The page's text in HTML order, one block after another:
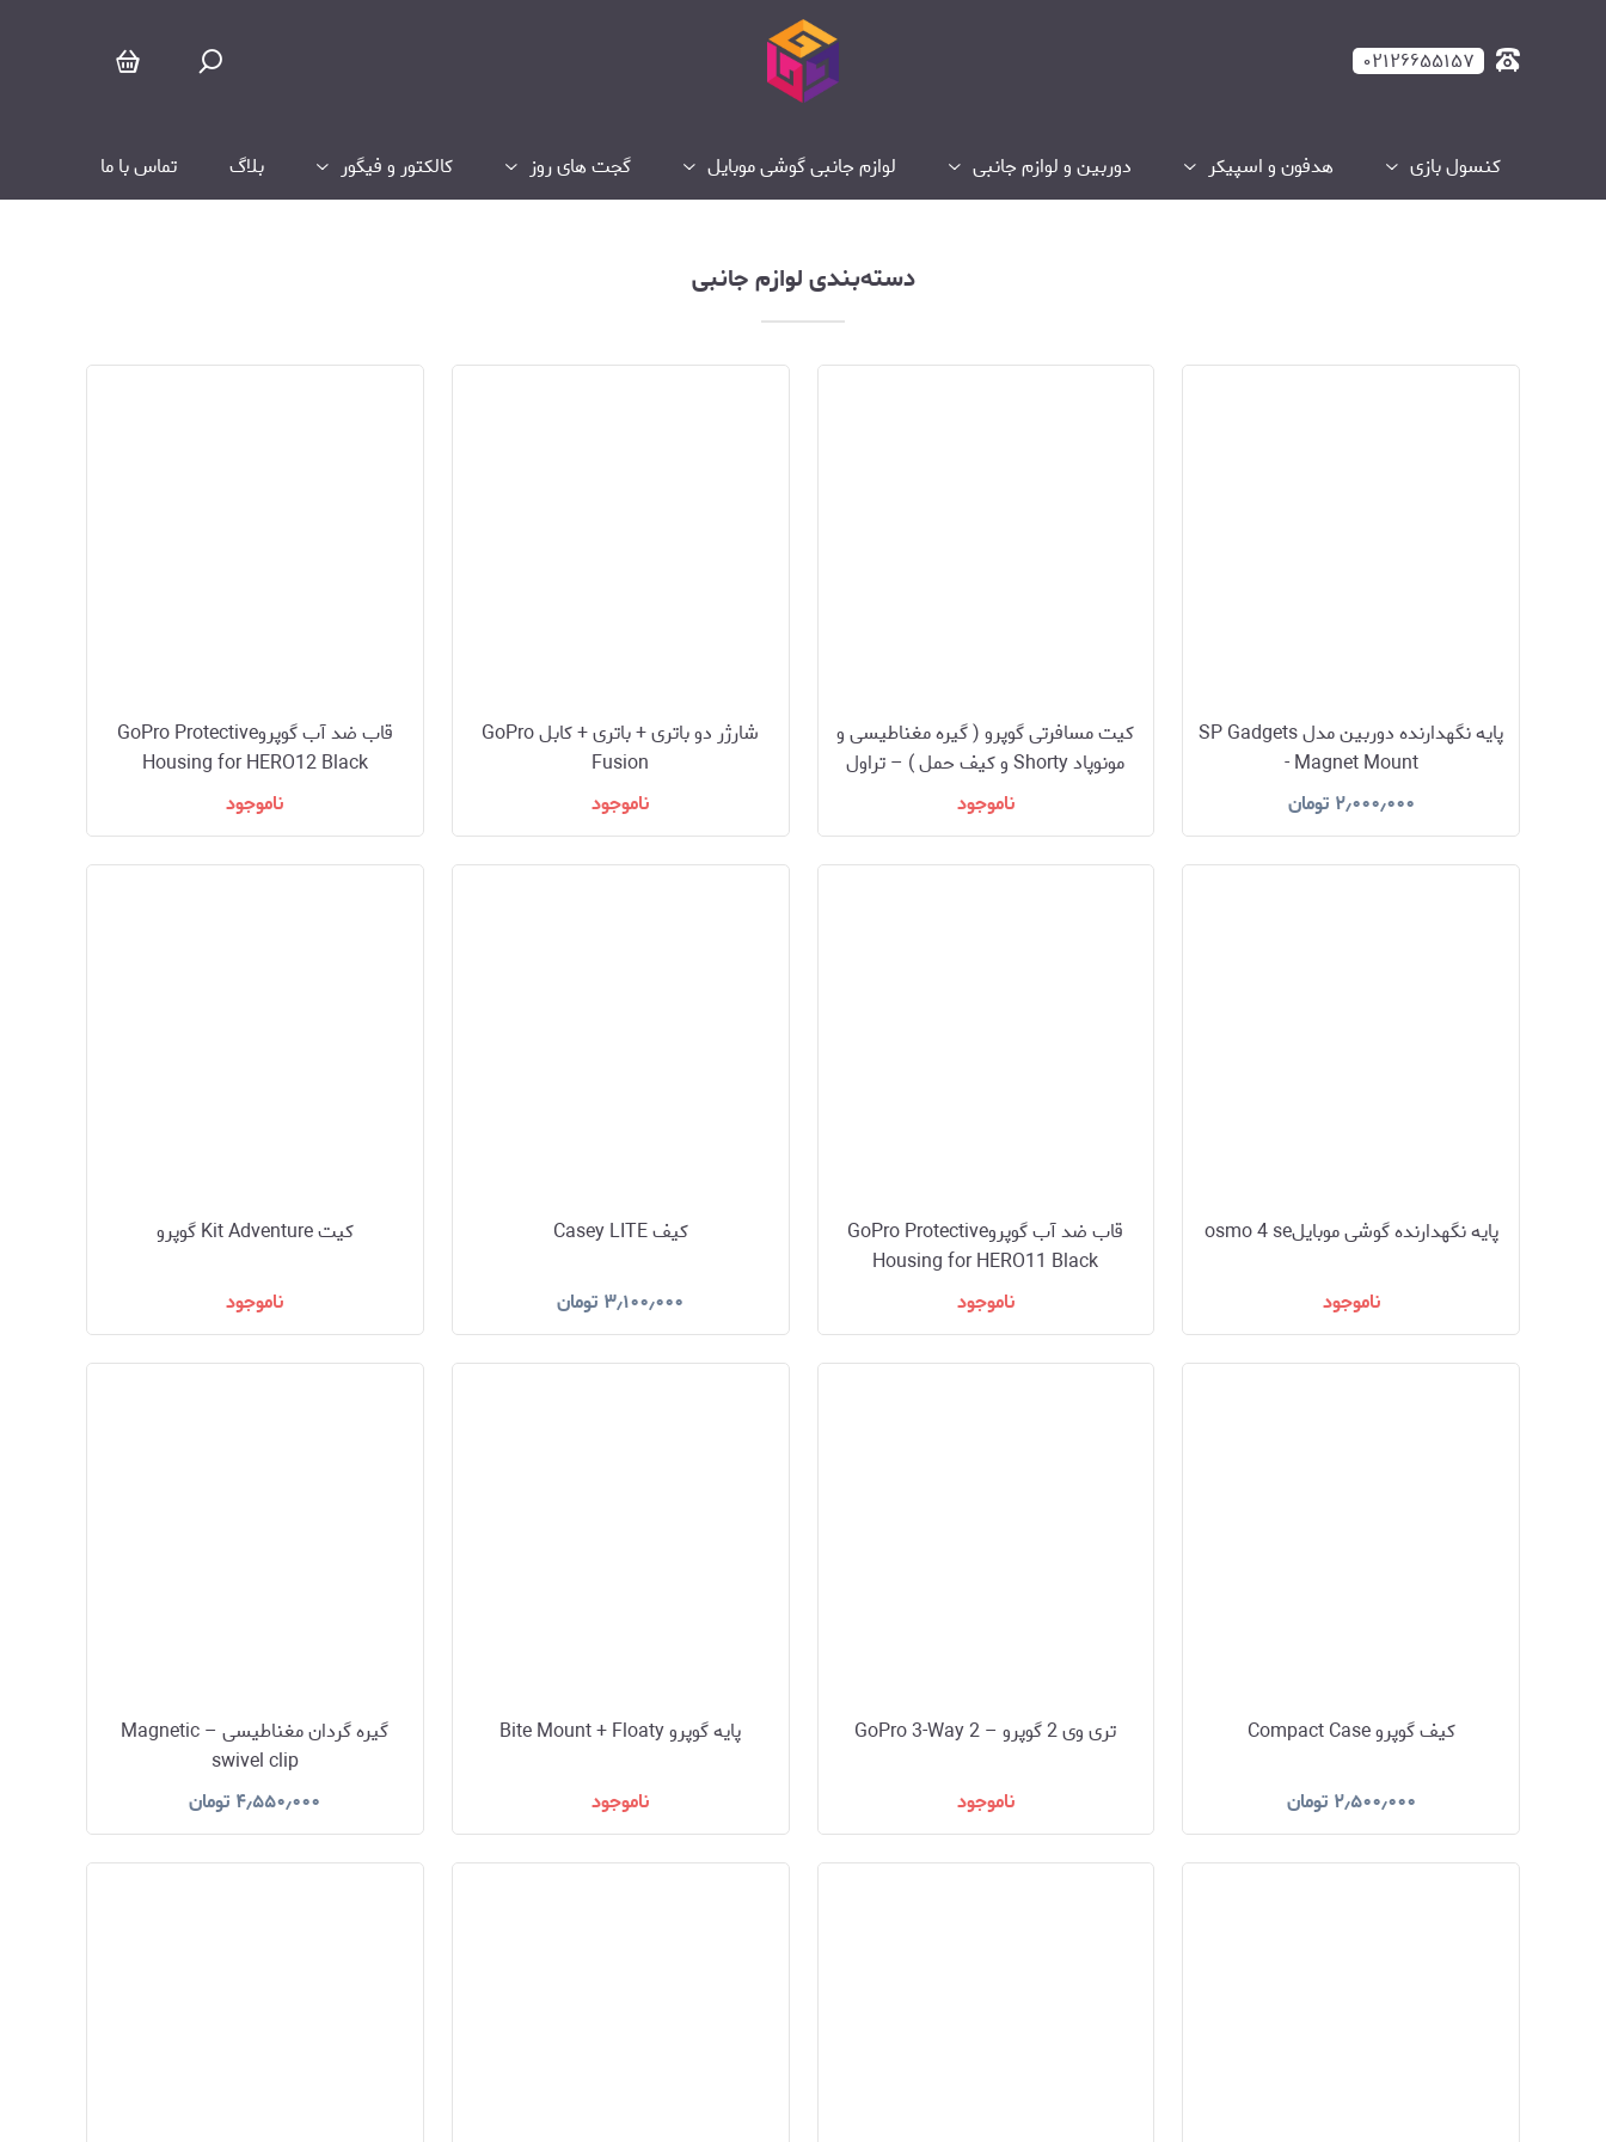
۰۲۱۲۶۶۵۵۱۵۷
کنسول بازی هدفون و اسپیکر دوربین و لوازم جانبی لوازم جانبی گوشی موبایل گجت های روز کالکتور و فیگور بلاگ تماس با ما
دسته‌بندی لوازم جانبی
پایه نگهدارنده دوربین مدل SP Gadgets
- Magnet Mount
۲٫۰۰۰٫۰۰۰ تومان
کیت مسافرتی گوپرو ( گیره مغناطیسی و
مونوپاد Shorty و کیف حمل ) – تراول
کیت
ناموجود
شارژر دو باتری + باتری + کابل GoPro
Fusion
ناموجود
قاب ضد آب گوپروGoPro Protective
Housing for HERO12 Black
ناموجود
پایه نگهدارنده گوشی موبایلosmo 4 se
ناموجود
قاب ضد آب گوپروGoPro Protective
Housing for HERO11 Black
ناموجود
کیف Casey LITE
۳٫۱۰۰٫۰۰۰ تومان
کیت Kit Adventure گوپرو
ناموجود
کیف گوپرو Compact Case
۲٫۵۰۰٫۰۰۰ تومان
تری وی 2 گوپرو – GoPro 3-Way 2
ناموجود
پایه گوپرو Bite Mount + Floaty
ناموجود
گیره گردان مغناطیسی – Magnetic
swivel clip
۴٫۵۵۰٫۰۰۰ تومان